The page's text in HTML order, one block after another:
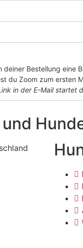
deiner Bestellung eine
du Zoom zum ersten
in der E-Mail startet